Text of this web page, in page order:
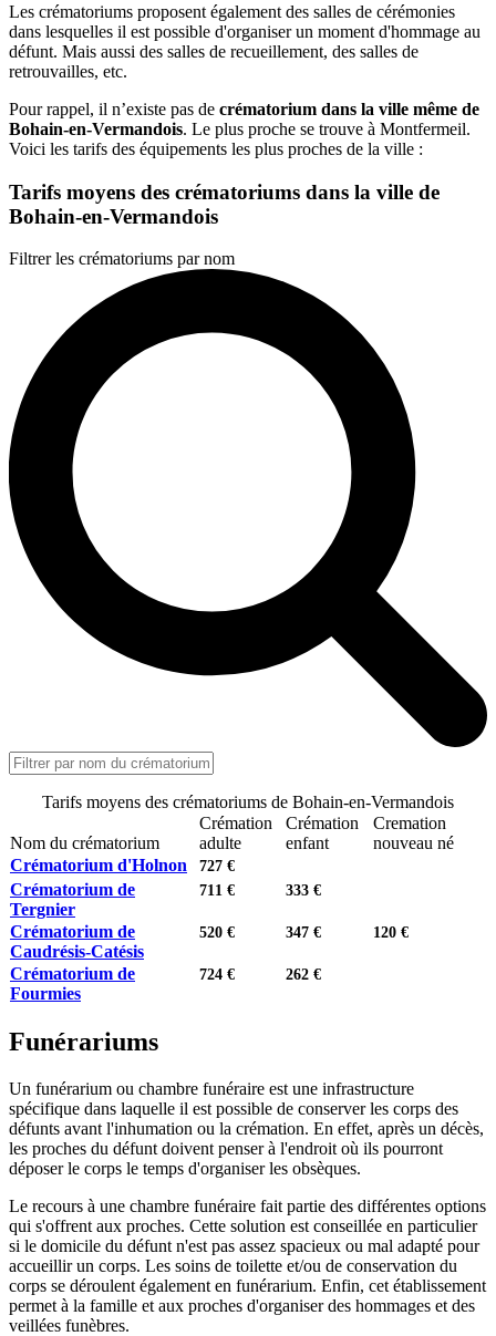
Les crématoriums proposent également des salles de cérémonies
dans lesquelles il est possible d'organiser un moment d'hommage au
défunt. Mais aussi des salles de recueillement, des salles de
retrouvailles, etc.
Pour rappel, il n’existe pas de crématorium dans la ville même de
Bohain-en-Vermandois. Le plus proche se trouve à Montfermeil.
Voici les tarifs des équipements les plus proches de la ville :
Tarifs moyens des crématoriums dans la ville de
Bohain-en-Vermandois
Filtrer les crématoriums par nom
Tarifs moyens des crématoriums de Bohain-en-Vermandois
Nom du crématorium
Crémation
adulte
Crémation
enfant
Cremation
nouveau né
Crématorium d'Holnon
727 €
Crématorium de
Tergnier
711 € 333 €
Crématorium de
Caudrésis-Catésis
520 € 347 € 120 €
Crématorium de
Fourmies
724 € 262 €
Funérariums
Un funérarium ou chambre funéraire est une infrastructure
spécifique dans laquelle il est possible de conserver les corps des
défunts avant l'inhumation ou la crémation. En effet, après un décès,
les proches du défunt doivent penser à l'endroit où ils pourront
déposer le corps le temps d'organiser les obsèques.
Le recours à une chambre funéraire fait partie des différentes options
qui s'offrent aux proches. Cette solution est conseillée en particulier
si le domicile du défunt n'est pas assez spacieux ou mal adapté pour
accueillir un corps. Les soins de toilette et/ou de conservation du
corps se déroulent également en funérarium. Enfin, cet établissement
permet à la famille et aux proches d'organiser des hommages et des
veillées funèbres.